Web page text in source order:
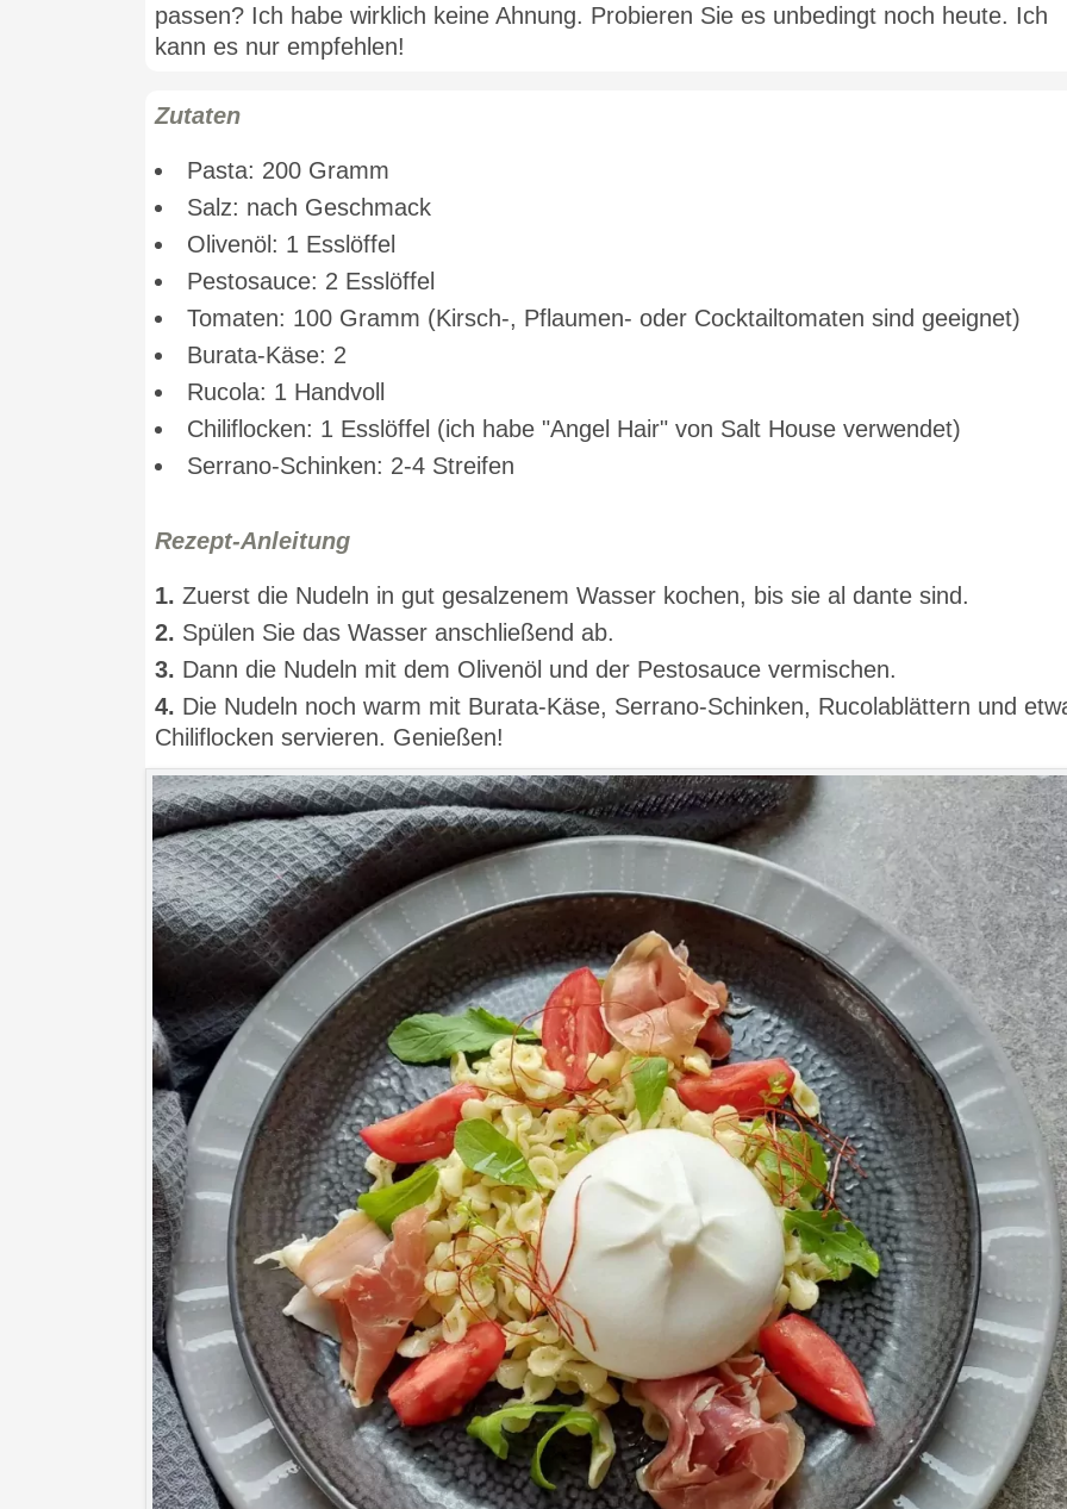
passen? Ich habe wirklich keine Ahnung. Probieren Sie es unbedingt noch heute. Ich
kann es nur empfehlen!
Zutaten
Pasta: 200 Gramm
Salz: nach Geschmack
Olivenöl: 1 Esslöffel
Pestosauce: 2 Esslöffel
Tomaten: 100 Gramm (Kirsch-, Pflaumen- oder Cocktailtomaten sind geeignet)
Burata-Käse: 2
Rucola: 1 Handvoll
Chiliflocken: 1 Esslöffel (ich habe "Angel Hair" von Salt House verwendet)
Serrano-Schinken: 2-4 Streifen
Rezept-Anleitung
1. Zuerst die Nudeln in gut gesalzenem Wasser kochen, bis sie al dante sind.
2. Spülen Sie das Wasser anschließend ab.
3. Dann die Nudeln mit dem Olivenöl und der Pestosauce vermischen.
4. Die Nudeln noch warm mit Burata-Käse, Serrano-Schinken, Rucolablättern und
Chiliflocken servieren. Genießen!